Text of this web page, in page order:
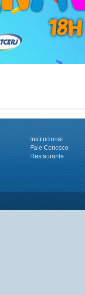
Institucional
Fale Conosco
Restaurante